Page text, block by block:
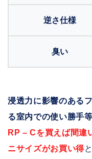
逆さ仕様
臭い
浸透力に影響のある
る室内での使い勝手
RP – Cを買えば間違
ニサイズがお買い得